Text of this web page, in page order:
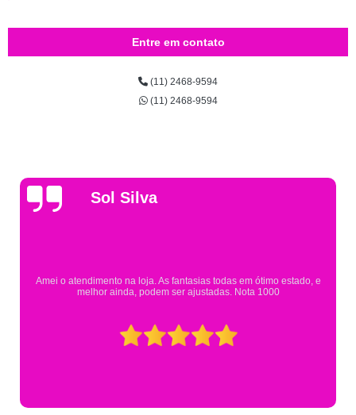
Entre em contato
(11) 2468-9594
(11) 2468-9594
Gsutavo Pinto
Pesquisei em mais de 20 lojas e só encontrei a fantasia de meu filho na
Eureka. Cheguei praticamente no horário em que estavam fechando e
mesmo assim fui muito bem atendido.